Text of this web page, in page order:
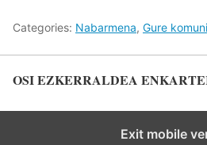
Categories: Nabarmena, Gure
OSI EZKERRALDEA
Exit mobile